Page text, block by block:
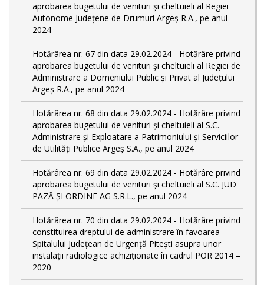
aprobarea bugetului de venituri și cheltuieli al Regiei
Autonome Județene de Drumuri Argeș R.A., pe anul
2024
Hotărârea nr. 67 din data 29.02.2024 - Hotărâre privind
aprobarea bugetului de venituri și cheltuieli al Regiei de
Administrare a Domeniului Public și Privat al Județului
Argeș R.A., pe anul 2024
Hotărârea nr. 68 din data 29.02.2024 - Hotărâre privind
aprobarea bugetului de venituri și cheltuieli al S.C.
Administrare și Exploatare a Patrimoniului și Serviciilor
de Utilități Publice Argeș S.A., pe anul 2024
Hotărârea nr. 69 din data 29.02.2024 - Hotărâre privind
aprobarea bugetului de venituri și cheltuieli al S.C. JUD
PAZĂ ȘI ORDINE AG S.R.L., pe anul 2024
Hotărârea nr. 70 din data 29.02.2024 - Hotărâre privind
constituirea dreptului de administrare în favoarea
Spitalului Județean de Urgență Pitești asupra unor
instalații radiologice achiziționate în cadrul POR 2014 –
2020